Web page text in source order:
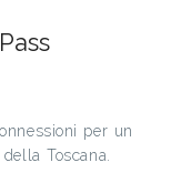
per un
Toscana.